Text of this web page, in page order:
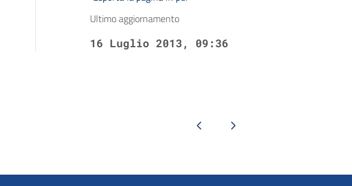
Ultimo aggiornamento
16 Luglio 2013, 09:36
Pagina precedentePagina successiva